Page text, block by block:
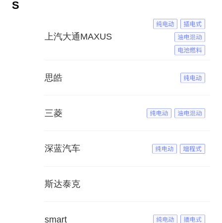
S
上汽大通MAXUS
思皓
三菱
深蓝汽车
斯达泰克
smart